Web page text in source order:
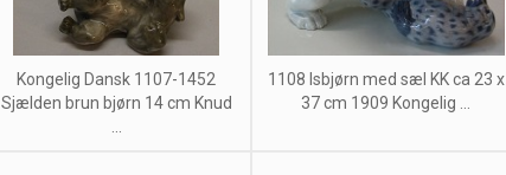
Kongelig Dansk 1107-1452
Sjælden brun bjørn 14 cm Knud
1108 Isbjørn med sæl KK ca 23 x
37 cm 1909 Kongelig ...